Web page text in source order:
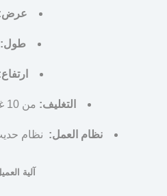
طول:
التغليف: من 10 غرام حتى 2500 غرام
نظام العمل: نظام
آلية